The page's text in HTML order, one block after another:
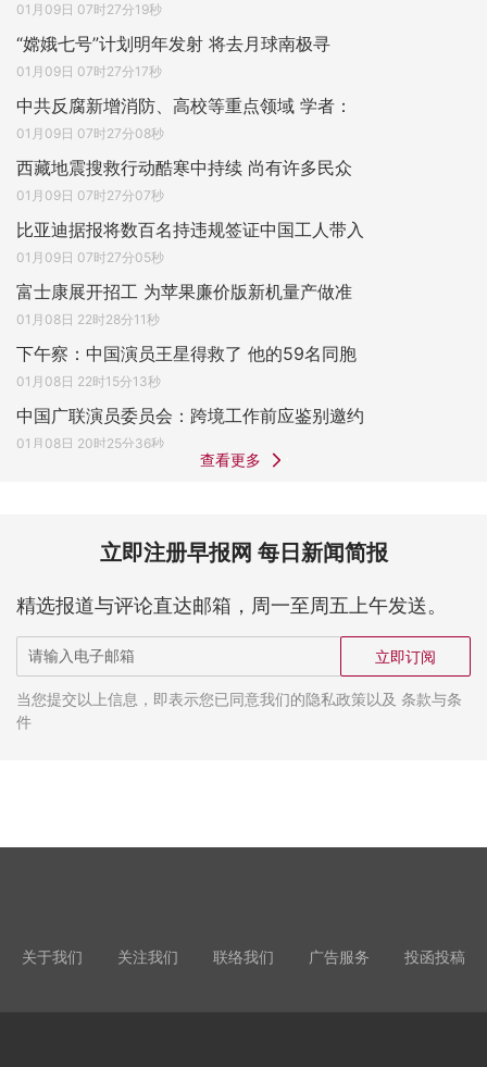
01月09日 07时27分19秒
“嫦娥七号”计划明年发射 将去月球南极寻
01月09日 07时27分17秒
中共反腐新增消防、高校等重点领域 学者：
01月09日 07时27分08秒
西藏地震搜救行动酷寒中持续 尚有许多民众
01月09日 07时27分07秒
比亚迪据报将数百名持违规签证中国工人带入
01月09日 07时27分05秒
富士康展开招工 为苹果廉价版新机量产做准
01月08日 22时28分11秒
下午察：中国演员王星得救了 他的59名同胞
01月08日 22时15分13秒
中国广联演员委员会：跨境工作前应鉴别邀约
01月08日 20时25分36秒
查看更多
立即注册早报网 每日新闻简报
精选报道与评论直达邮箱，周一至周五上午发送。
立即订阅
当您提交以上信息，即表示您已同意我们的隐私政策以及 条款与条
件
关于我们 关注我们 联络我们 广告服务 投函投稿